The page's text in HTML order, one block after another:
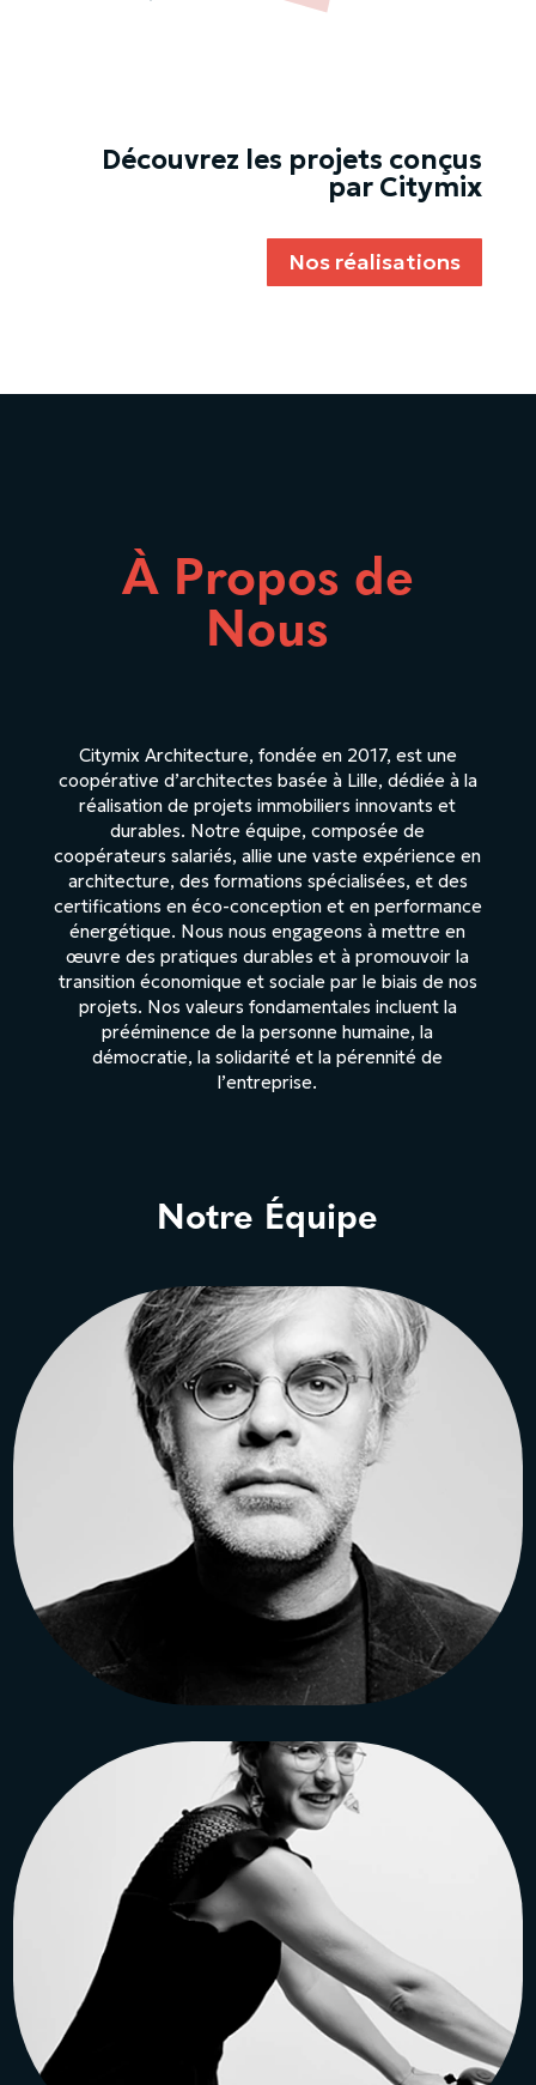
Découvrez les projets conçus
par Citymix
Nos réalisations
À Propos de
Nous
Citymix Architecture, fondée en 2017, est une
coopérative d’architectes basée à Lille, dédiée à la
réalisation de projets immobiliers innovants et
durables. Notre équipe, composée de
coopérateurs salariés, allie une vaste expérience en
architecture, des formations spécialisées, et des
certifications en éco-conception et en performance
énergétique. Nous nous engageons à mettre en
œuvre des pratiques durables et à promouvoir la
transition économique et sociale par le biais de nos
projets. Nos valeurs fondamentales incluent la
prééminence de la personne humaine, la
démocratie, la solidarité et la pérennité de
l’entreprise.
Notre Équipe
François THÉRY
Architecte diplômé
à ENSAPL, Lille
Sophie CORDIER
Architecte diplômée à l’UCL
de Tournai, Belgique